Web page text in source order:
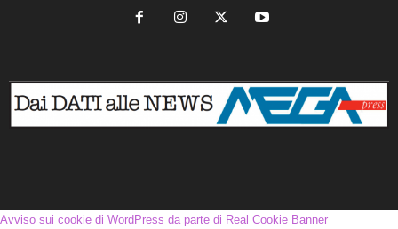
Avviso sui cookie di WordPress da parte di Real Cookie Banner